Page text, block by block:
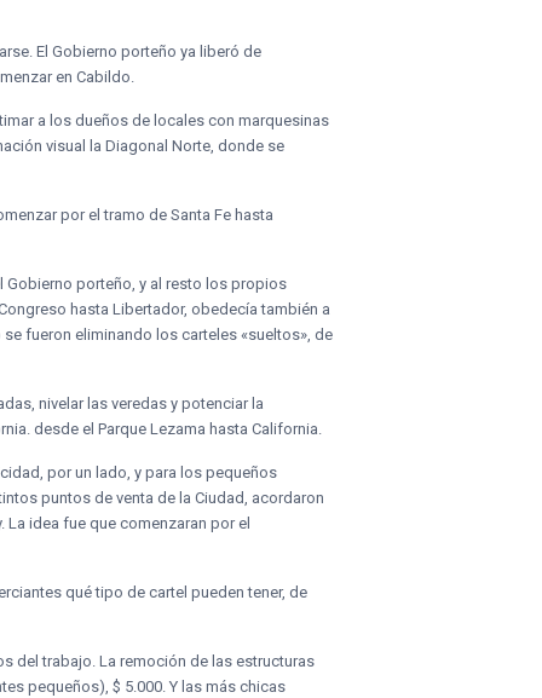
El Gobierno porteño ya liberó de
en Cabildo.
a los dueños de locales con marquesinas
visual la Diagonal Norte, donde se
por el tramo de Santa Fe hasta
Gobierno porteño, y al resto los propios
hasta Libertador, obedecía también a
fueron eliminando los carteles «sueltos», de
nivelar las veredas y potenciar la
desde el Parque Lezama hasta California.
por un lado, y para los pequeños
puntos de venta de la Ciudad, acordaron
idea fue que comenzaran por el
qué tipo de cartel pueden tener, de
del trabajo. La remoción de las estructuras
pequeños), $ 5.000. Y las más chicas